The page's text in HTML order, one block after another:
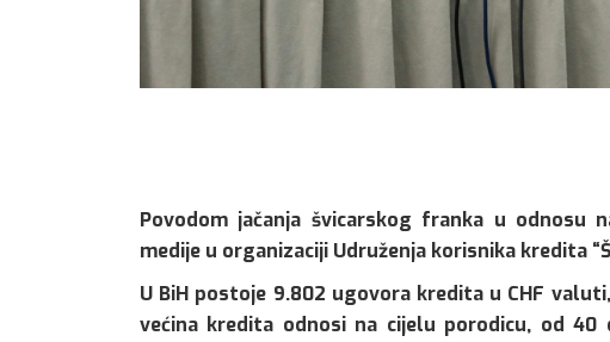
Povodom jačanja švicarskog franka u odnosu
medije u organizaciji Udruženja korisnika kredita
U BiH postoje 9.802 ugovora kredita u CHF
većina kredita odnosi na cijelu porodicu, od